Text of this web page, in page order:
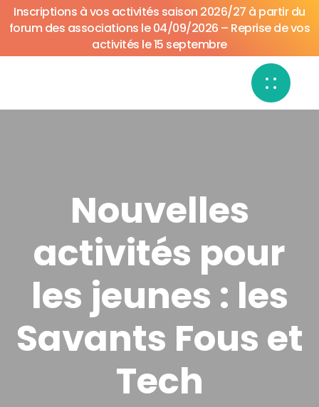
Inscriptions à vos activités saison 2026/27 à partir du
forum des associations le 04/09/2026 – Reprise de vos
activités le 15 septembre
Nouvelles
activités pour
les jeunes : les
Savants Fous et
Tech